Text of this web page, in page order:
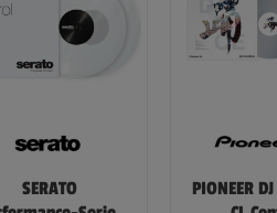
SERATO
PIONEER